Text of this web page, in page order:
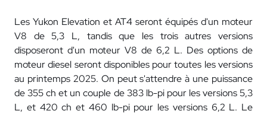
Les Yukon Elevation et AT4 seront équipés d'un moteur
V8 de 5,3 L, tandis que les trois autres versions
disposeront d'un moteur V8 de 6,2 L. Des options de
moteur diesel seront disponibles pour toutes les versions
au printemps 2025. On peut s'attendre à une puissance
de 355 ch et un couple de 383 lb-pi pour les versions 5,3
L, et 420 ch et 460 lb-pi pour les versions 6,2 L. Le